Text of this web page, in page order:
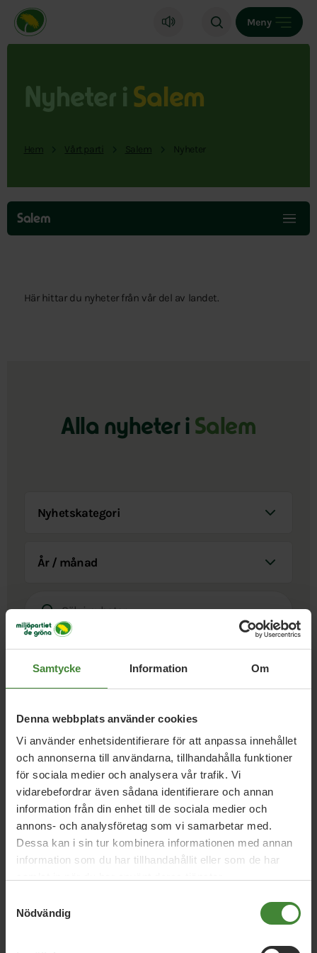
Samtycke Information Om
Denna webbplats använder cookies
Vi använder enhetsidentifierare för att anpassa innehållet
och annonserna till användarna, tillhandahålla funktioner
för sociala medier och analysera vår trafik. Vi
vidarebefordrar även sådana identifierare och annan
information från din enhet till de sociala medier och
annons- och analysföretag som vi samarbetar med.
Dessa kan i sin tur kombinera informationen med annan
information som du har tillhandahållit eller som de har
Nödvändig
Miljöpartiet de gröna, startsida
Meny
Nyheter i Salem
Hem Vårt parti Salem Nyheter
Hoppa
över
menyn
Salem
Här hittar du nyheter från vår del av landet.
Alla nyheter i Salem
Salem, 12 juni 2020
Fossilfritt Sverige
Salem, 19 maj 2018
MP-motion om klimatplan
återremitterad av kommunfullmäktige
Konstruktiva lösningar i Fågelsången